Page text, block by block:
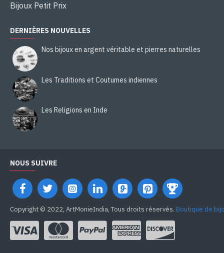
Bijoux Petit Prix
DERNIÈRES NOUVELLES
Nos bijoux en argent véritable et pierres naturelles
Les Traditions et Coutumes indiennes
Les Religions en Inde
NOUS SUIVRE
Copyright © 2022, ArtMonieIndia, Tous droits réservés. Boutique de